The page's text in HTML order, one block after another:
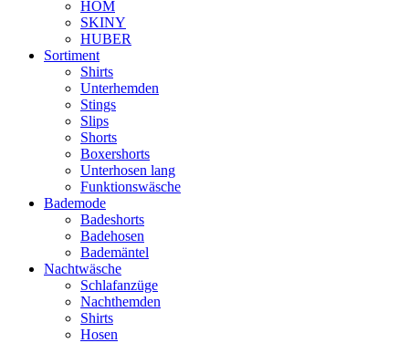
HOM
SKINY
HUBER
Sortiment
Shirts
Unterhemden
Stings
Slips
Shorts
Boxershorts
Unterhosen lang
Funktionswäsche
Bademode
Badeshorts
Badehosen
Bademäntel
Nachtwäsche
Schlafanzüge
Nachthemden
Shirts
Hosen